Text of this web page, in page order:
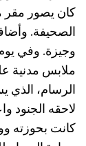
كان يصور مقر
الصحيفة.
وجيزة. وفي
ملابس مدنية
الرسام، الذي
لاحقه الجنود
كانت بحوزته